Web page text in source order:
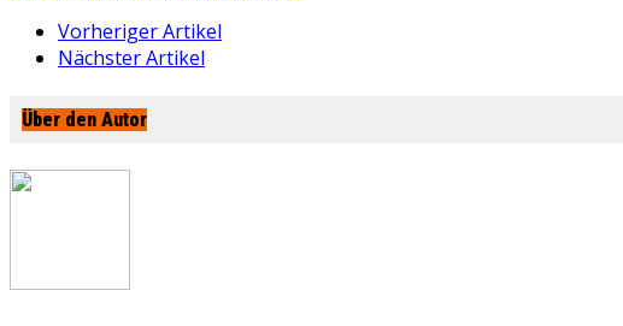
Vorheriger Artikel
Nächster Artikel
Über den Autor